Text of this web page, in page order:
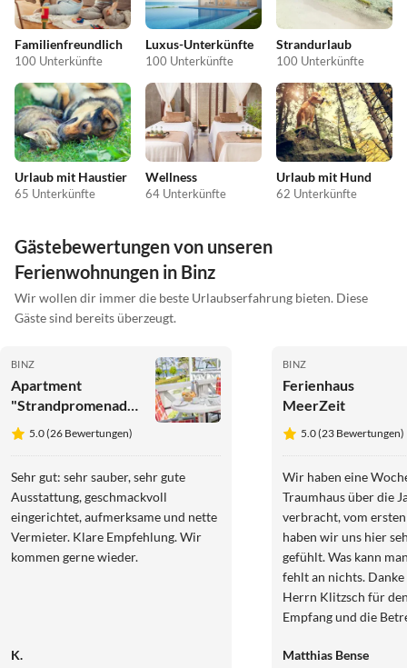
Familienfreundlich
100 Unterkünfte
Luxus-Unterkünfte
100 Unterkünfte
Strandurlaub
100 Unterkünfte
Urlaub mit Haustier
65 Unterkünfte
Wellness
64 Unterkünfte
Urlaub mit Hund
62 Unterkünfte
Gästebewertungen von unseren
Ferienwohnungen in Binz
Wir wollen dir immer die beste Urlaubserfahrung bieten. Diese
Gäste sind bereits überzeugt.
BINZ
Apartment
"Strandpromenade"
- Haus Strelasund
5.0 (26 Bewertungen)
Sehr gut: sehr sauber, sehr gute
Ausstattung, geschmackvoll
eingerichtet, aufmerksame und nette
Vermieter. Klare Empfehlung. Wir
kommen gerne wieder.
K.
BINZ
Ferienhaus
MeerZeit
5.0 (23 Bewertungen)
Wir haben eine
Traumhaus über die
verbracht, vom
haben wir uns hier
gefühlt. Was kann
fehlt an nichts. Danke auch an
Herrn Klitzsch für
Empfang und die
kommen, ist dass
Matthias Bense